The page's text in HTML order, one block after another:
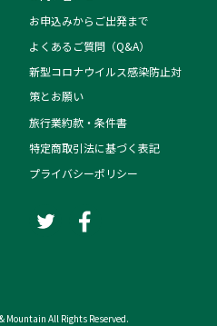
お申込みからご出発まで
よくあるご質問（Q&A）
新型コロナウイルス感染防止対
策とお願い
旅行業約款・条件書
特定商取引法に基づく表記
プライバシーポリシー
All Rights Reserved.